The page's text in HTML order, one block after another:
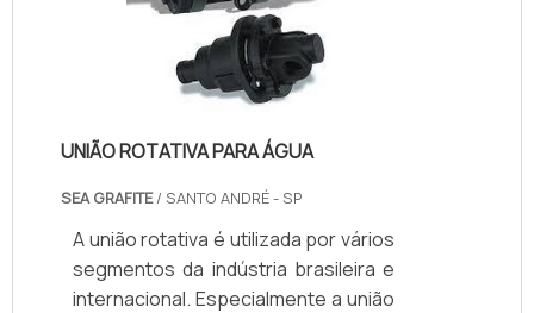
UNIÃO ROTATIVA PARA ÁGUA
SEA GRAFITE/ SANTO ANDRÉ - SP
A união rotativa é utilizada por vários
segmentos da indústria brasileira e
internacional. Especialmente a união